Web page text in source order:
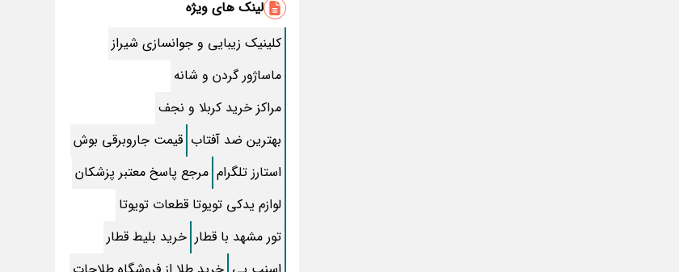
12 دعای سریع الاجابه توصیه شده
طرح آزادسازی
متن کامل آهنگ نام جاوید وطن، اولین سرود
ملی ایران + صوتی زیبا و احساسی
متن کامل زیارت عاشورا همراه با ترجمه و صوت
کدام کلمات را جدا و کدامیک را سرهم بنویسیم
بیوگرافی بازیگر نقش سایه در سریال کلاغ +
عکسهای شخصی، سن و فیلمها
لینک های ویژه
کلینیک زیبایی و جوانسازی شیراز
ماساژور گردن و شانه
مراکز خرید کربلا و نجف
بهترین ضد آفتاب قیمت جاروبرقی بوش
استارز تلگرام مرجع پاسخ معتبر پزشکان
لوازم یدکی تویوتا قطعات تویوتا
تور مشهد با قطار خرید بلیط قطار